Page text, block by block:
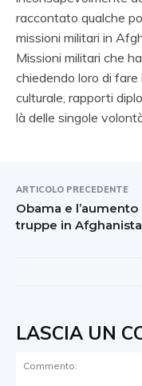
raccontato qualche
missioni militari in
Missioni militari che
chiedendo loro di
culturale, rapporti
là delle singole
ARTICOLO PRECEDENTE
Obama e l’aumento
truppe in
LASCIA UN